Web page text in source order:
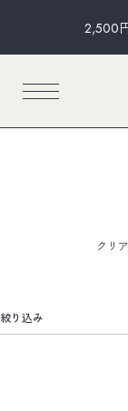
2,500
クリ